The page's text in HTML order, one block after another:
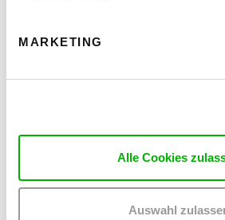
MARKETING
Alle Cookies
Auswahl
ON CHEWING SHOELACES: ART, MESS
METHODE IST?
Do 17.9.2026 bis Sa 24.10.2026